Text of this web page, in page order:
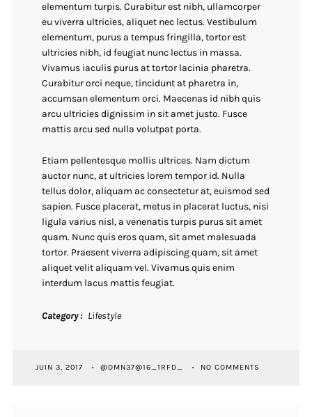
elementum turpis. Curabitur est nibh, ullamcorper
eu viverra ultricies, aliquet nec lectus. Vestibulum
elementum, purus a tempus fringilla, tortor est
ultricies nibh, id feugiat nunc lectus in massa.
Vivamus iaculis purus at tortor lacinia pharetra.
Curabitur orci neque, tincidunt at pharetra in,
accumsan elementum orci. Maecenas id nibh quis
arcu ultricies dignissim in sit amet justo. Fusce
mattis arcu sed nulla volutpat porta.
Etiam pellentesque mollis ultrices. Nam dictum
auctor nunc, at ultricies lorem tempor id. Nulla
tellus dolor, aliquam ac consectetur at, euismod sed
sapien. Fusce placerat, metus in placerat luctus, nisi
ligula varius nisl, a venenatis turpis purus sit amet
quam. Nunc quis eros quam, sit amet malesuada
tortor. Praesent viverra adipiscing quam, sit amet
aliquet velit aliquam vel. Vivamus quis enim
interdum lacus mattis feugiat.
Category Lifestyle
JUIN 3, 2017 @DMN37@16_1RFD_ NO COMMENTS